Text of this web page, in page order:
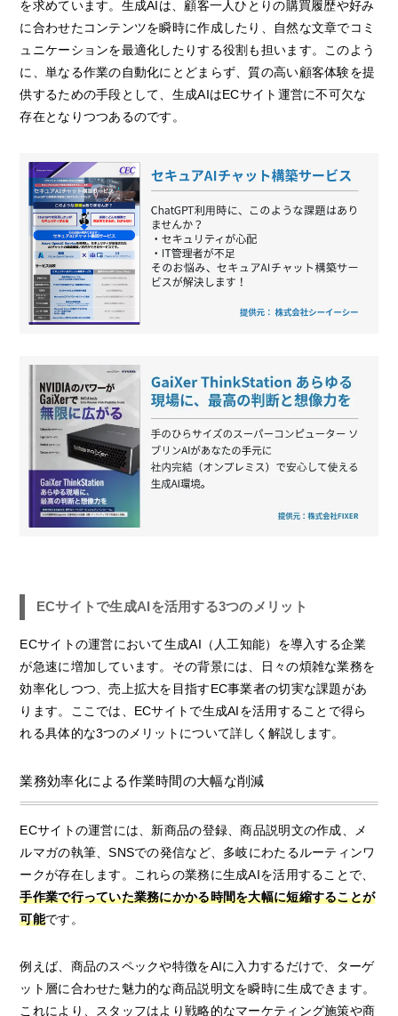
を求めています。生成AIは、顧客一人ひとりの購買履歴や好み
に合わせたコンテンツを瞬時に作成したり、自然な文章でコミ
ュニケーションを最適化したりする役割も担います。このよう
に、単なる作業の自動化にとどまらず、質の高い顧客体験を提
供するための手段として、生成AIはECサイト運営に不可欠な
存在となりつつあるのです。
ECサイトで生成AIを活用する3つのメリット
ECサイトの運営において生成AI（人工知能）を導入する企業
が急速に増加しています。その背景には、日々の煩雑な業務を
効率化しつつ、売上拡大を目指すEC事業者の切実な課題があ
ります。ここでは、ECサイトで生成AIを活用することで得ら
れる具体的な3つのメリットについて詳しく解説します。
業務効率化による作業時間の大幅な削減
ECサイトの運営には、新商品の登録、商品説明文の作成、メ
ルマガの執筆、SNSでの発信など、多岐にわたるルーティンワ
ークが存在します。これらの業務に生成AIを活用することで、
手作業で行っていた業務にかかる時間を大幅に短縮することが
可能です。
例えば、商品のスペックや特徴をAIに入力するだけで、ターゲ
ット層に合わせた魅力的な商品説明文を瞬時に生成できます。
これにより、スタッフはより戦略的なマーケティング施策や商